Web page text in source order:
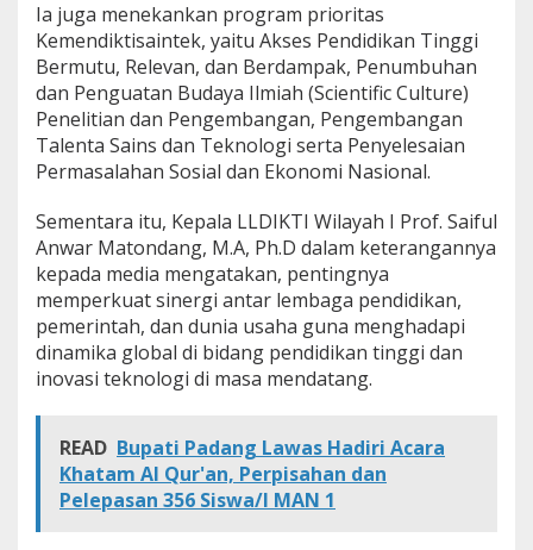
n
A
k
s
i
N
y
a
"
Ia juga menekankan program prioritas
Kemendiktisaintek, yaitu Akses Pendidikan Tinggi
Bermutu, Relevan, dan Berdampak, Penumbuhan
dan Penguatan Budaya Ilmiah (Scientific Culture)
Penelitian dan Pengembangan, Pengembangan
Talenta Sains dan Teknologi serta Penyelesaian
Permasalahan Sosial dan Ekonomi Nasional.
Sementara itu, Kepala LLDIKTI Wilayah I Prof. Saiful
Anwar Matondang, M.A, Ph.D dalam keterangannya
kepada media mengatakan, pentingnya
memperkuat sinergi antar lembaga pendidikan,
pemerintah, dan dunia usaha guna menghadapi
dinamika global di bidang pendidikan tinggi dan
inovasi teknologi di masa mendatang.
READ Bupati Padang Lawas Hadiri Acara
Khatam Al Qur'an, Perpisahan dan
Pelepasan 356 Siswa/I MAN 1